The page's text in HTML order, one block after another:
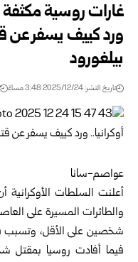
غارات روسية مكثفة
ورد كييف يسفر عن
بيلغورود
تاريخ النشر: 2025/12/24 3:48 مساءً
عواصم-سانا
أعلنت السلطات
والطائرات المسيرة على
شخصين على الأقل، وتسبب في
فيما أفادت روسيا بمقتل